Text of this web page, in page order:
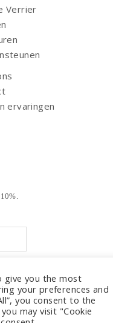
Verrier
ervaringen
give you the most
your preferences and
you consent to the
may visit "Cookie